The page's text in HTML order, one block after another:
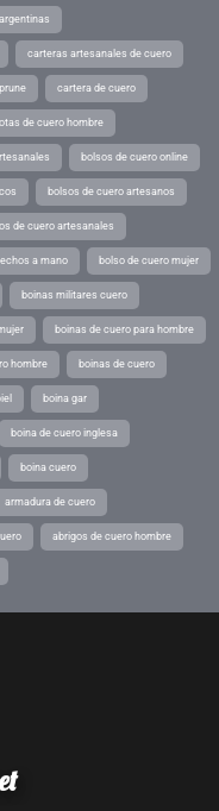
carteras artesanales de cuero
cartera de cuero
de cuero hombre
bolsos de cuero online
bolsos de cuero artesanos
de cuero artesanales
a mano bolso de cuero mujer
boinas militares cuero
boinas de cuero para hombre
hombre boinas de cuero
boina gar
boina de cuero inglesa
boina cuero
armadura de cuero
abrigos de cuero hombre